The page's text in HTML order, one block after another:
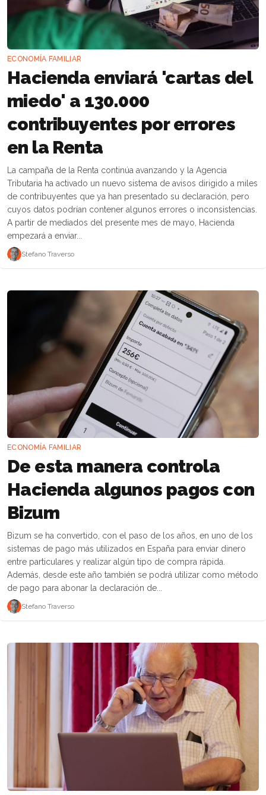
ECONOMÍA FAMILIAR
Hacienda enviará 'cartas del
miedo' a 130.000
contribuyentes por errores
en la Renta
La campaña de la Renta continúa avanzando y la Agencia
Tributaria ha activado un nuevo sistema de avisos dirigido a miles
de contribuyentes que ya han presentado su declaración, pero
cuyos datos podrían contener algunos errores o inconsistencias.
A partir de mediados del presente mes de mayo, Hacienda
empezará a enviar...
Stefano Traverso
ECONOMÍA FAMILIAR
De esta manera controla
Hacienda algunos pagos con
Bizum
Bizum se ha convertido, con el paso de los años, en uno de los
sistemas de pago más utilizados en España para enviar dinero
entre particulares y realizar algún tipo de compra rápida.
Además, desde este año también se podrá utilizar como método
de pago para abonar la declaración de...
Stefano Traverso